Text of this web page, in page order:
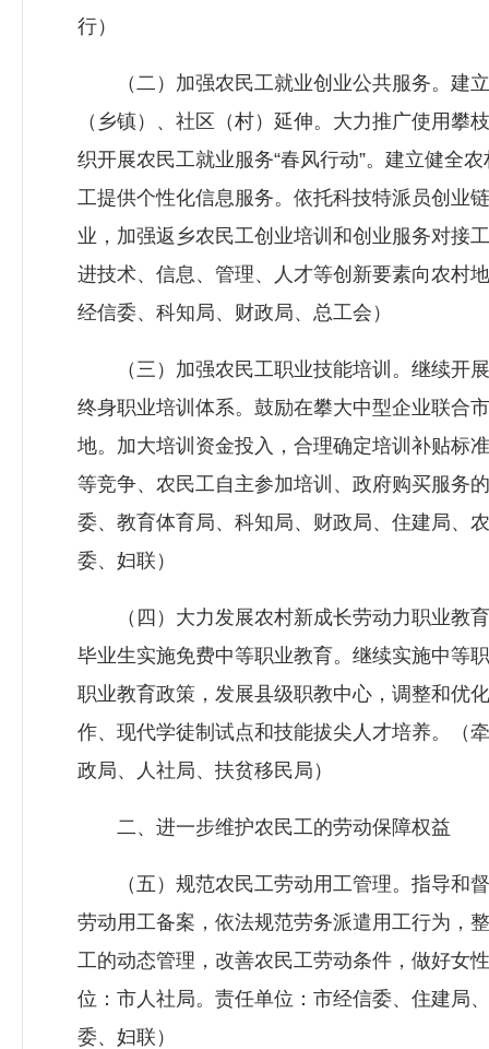
行）
（二）加强农民工就业创业公共服务。建立
（乡镇）、社区（村）延伸。大力推广使用
织开展农民工就业服务“春风行动”。建立健全
工提供个性化信息服务。依托科技特派员创业
业，加强返乡农民工创业培训和创业服务对接
进技术、信息、管理、人才等创新要素向农村
经信委、科知局、财政局、总工会）
（三）加强农民工职业技能培训。继续开展
终身职业培训体系。鼓励在攀大中型企业联合
地。加大培训资金投入，合理确定培训补贴标
等竞争、农民工自主参加培训、政府购买服务
委、教育体育局、科知局、财政局、住建局、
委、妇联）
（四）大力发展农村新成长劳动力职业教育
毕业生实施免费中等职业教育。继续实施中等
职业教育政策，发展县级职教中心，调整和优
作、现代学徒制试点和技能拔尖人才培养。（
政局、人社局、扶贫移民局）
二、进一步维护农民工的劳动保障权益
（五）规范农民工劳动用工管理。指导和督
劳动用工备案，依法规范劳务派遣用工行为，
工的动态管理，改善农民工劳动条件，做好女
位：市人社局。责任单位：市经信委、住建局
委、妇联）